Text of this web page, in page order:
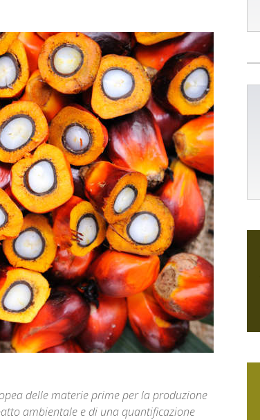
delle materie prime per la produzione
ambientale e di una quantificazione